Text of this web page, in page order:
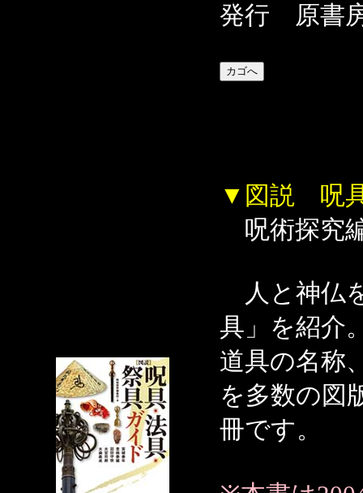
発行 原書
▼図説 呪具
呪術探究
人と神仏
具」を紹介
道具の名称
を多数の図
冊です。